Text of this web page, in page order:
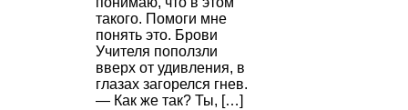
такого. Помоги мне
понять это. Брови
Учителя поползли
вверх от удивления, в
глазах загорелся гнев.
— Как же так? Ты, […]